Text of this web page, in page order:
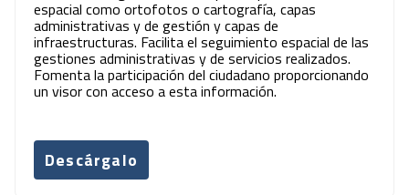
espacial como ortofotos o cartografía, capas
administrativas y de gestión y capas de
infraestructuras. Facilita el seguimiento espacial de las
gestiones administrativas y de servicios realizados.
Fomenta la participación del ciudadano proporcionando
un visor con acceso a esta información.
Descárgalo